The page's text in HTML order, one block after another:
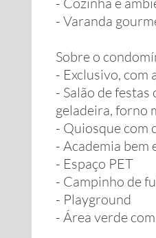
- Varanda
Sobre o
- Exclusivo, com
- Salão de
geladeira, forno
- Quiosque com
- Academia bem
- Espaço PET
- Campinho de
- Playground
- Área verde